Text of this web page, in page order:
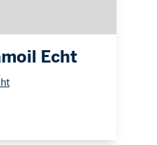
Echt